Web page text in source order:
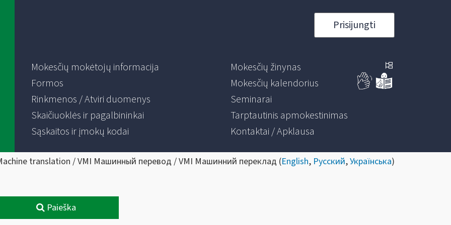
Prisijungti
Mokesčių mokėtojų informacija
Formos
Rinkmenos / Atviri duomenys
Skaičiuoklės ir pagalbininkai
Sąskaitos ir įmokų kodai
Mokesčių žinynas
Mokesčių kalendorius
Seminarai
Tarptautinis apmokestinimas
Kontaktai / Apklausa
translation / VMI Машинный перевод / VMI Машинний переклад (English, Русский,Українська)
Paieška